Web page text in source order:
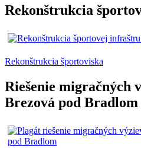
Rekonštrukcia
Rekonštrukcia športoviska
Riešenie migračných
Brezová pod Bradlom